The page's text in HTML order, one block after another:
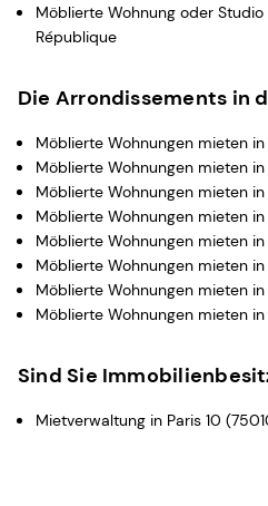
Möblierte Wohnung oder
République
Die Arrondissements in
Möblierte Wohnungen mieten in
Möblierte Wohnungen mieten in
Möblierte Wohnungen mieten in
Möblierte Wohnungen mieten in
Möblierte Wohnungen mieten in
Möblierte Wohnungen mieten in
Möblierte Wohnungen mieten in
Möblierte Wohnungen mieten
Sind Sie
Mietverwaltung in Paris 10